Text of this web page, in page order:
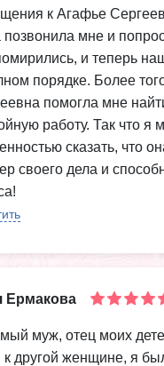
к Агафье
мне и
и теперь
порядке. Более
помогла мне
работу. Так что я
сказать, что
своего дела и
Ермакова
муж, отец моих
к другой женщине, я